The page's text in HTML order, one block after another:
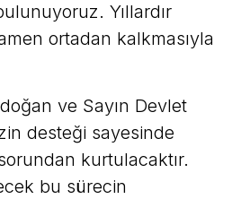
Yıllardır
ortadan kalkmasıyla
ve Sayın Devlet
desteği sayesinde
kurtulacaktır.
bu sürecin